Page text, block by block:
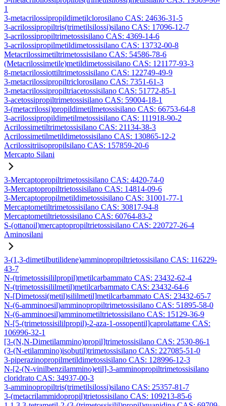
1
3-metacrilossipropildimetilclorosilano CAS: 24636-31-5
3-acrilossipropiltris(trimetilsilossi)silano CAS: 17096-12-7
3-acrilossipropiltrimetossisilano CAS: 4369-14-6
3-acrilossipropilmetildimetossisilano CAS: 13732-00-8
Metacrilossimetiltrimetossisilano CAS: 54586-78-6
(Metacrilossimetile)metildimetossisilano CAS: 121177-93-3
8-metacrilossiottiltrimetossisilano CAS: 122749-49-9
3-metacrilossipropiltriclorosilano CAS: 7351-61-3
3-metacrilossipropiltriacetossisilano CAS: 51772-85-1
3-acetossipropiltrimetossisilano CAS: 59004-18-1
3-(metacrilossi)propildimetilmetossisilano CAS: 66753-64-8
3-acrilossipropildimetilmetossisilano CAS: 111918-90-2
Acrilossimetiltrimetossisilano CAS: 21134-38-3
Acrilossimetilmetildimetossisilano CAS: 130865-12-2
Acrilossitriisopropilsilano CAS: 157859-20-6
Mercapto Silani
3-Mercaptopropiltrimetossisilano CAS: 4420-74-0
3-Mercaptopropiltrietossisilano CAS: 14814-09-6
3-Mercaptopropilmetildimetossisilano CAS: 31001-77-1
Mercaptometiltrimetossisilano CAS: 30817-94-8
Mercaptometiltrietossisilano CAS: 60764-83-2
S-(ottanoil)mercaptopropiltrietossisilano CAS: 220727-26-4
Aminosilani
3-(1,3-dimetilbutilidene)amminopropiltrietossisilano CAS: 116229-
43-7
N-(trimetossisililpropil)metilcarbammato CAS: 23432-62-4
N-(trimetossisililmetil)metilcarbammato CAS: 23432-64-6
N-[Dimetossi(metil)sililmetil]metilcarbammato CAS: 23432-65-7
N-(6-amminoesil)amminopropiltrimetossisilano CAS: 51895-58-0
N-(6-amminoesil)amminometiltrietossisilano CAS: 15129-36-9
N-[5-(trimetossisililpropil)-2-aza-1-ossopentil]caprolattame CAS:
106996-32-1
[3-(N,N-Dimetilammino)propil]trimetossisilano CAS: 2530-86-1
(3-(N-etilammino)isobutil)trimetossisilano CAS: 227085-51-0
3-piperazinopropilmetildimetossisilano CAS: 128996-12-3
N-[2-(N-vinilbenzilammino)etil]-3-amminopropiltrimetossisilano
cloridrato CAS: 34937-00-3
3-amminopropiltris(trimetilsilossi)silano CAS: 25357-81-7
3-(metacrilammidopropil)trietossisilano CAS: 109213-85-6